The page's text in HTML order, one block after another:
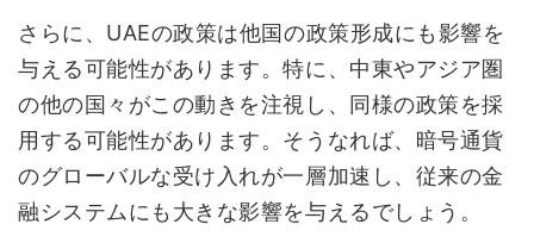
さらに、UAEの政策は他国の政策形成にも影響を
与える可能性があります。特に、中東やアジア圏
の他の国々がこの動きを注視し、同様の政策を採
用する可能性があります。そうなれば、暗号通貨
のグローバルな受け入れが一層加速し、従来の金
融システムにも大きな影響を与えるでしょう。